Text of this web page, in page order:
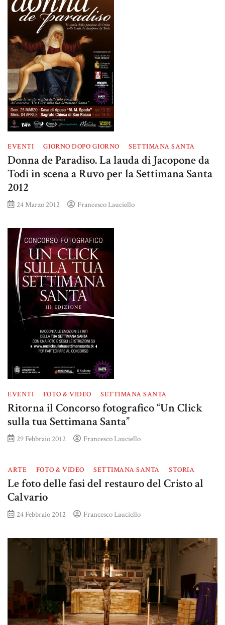
EVENTI GIORNO DOPO GIORNO SETTIMANA SANTA
Donna de Paradiso. La lauda di Jacopone da
Todi in scena a Ruvo per la Settimana Santa
2012
24 Marzo 2012 Francesco Lauciello
EVENTI FOTO & VIDEO SETTIMANA SANTA
Ritorna il Concorso fotografico “Un Click
sulla tua Settimana Santa”
29 Febbraio 2012 Francesco Lauciello
ARTE FOTO & VIDEO SETTIMANA SANTA STORIA
Le foto delle fasi del restauro del Cristo al
Calvario
24 Febbraio 2012 Francesco Lauciello